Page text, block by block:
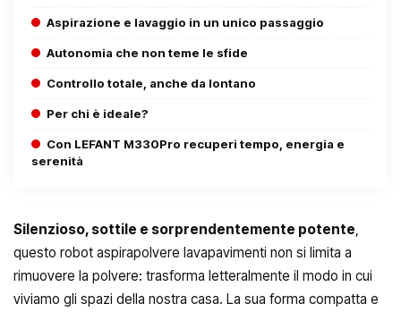
Aspirazione e lavaggio in un unico passaggio
Autonomia che non teme le sfide
Controllo totale, anche da lontano
Per chi è ideale?
Con LEFANT M330Pro recuperi tempo, energia e
serenità
Silenzioso, sottile e sorprendentemente potente
questo robot aspirapolvere lavapavimenti non si limita a
rimuovere la polvere: trasforma letteralmente il modo in cui
viviamo gli spazi della nostra casa. La sua forma compatta e